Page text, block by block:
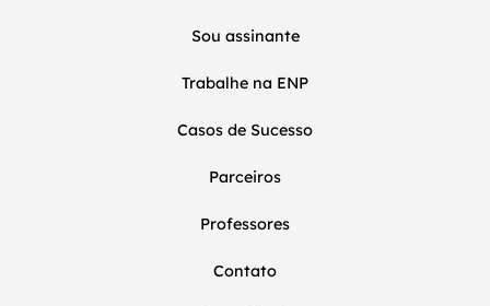
Sou assinante
Trabalhe na ENP
Casos de Sucesso
Parceiros
Professores
Contato